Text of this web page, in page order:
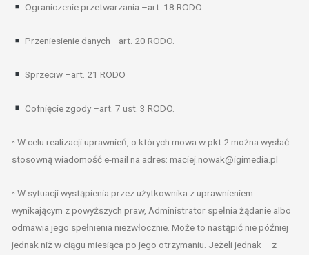
Ograniczenie przetwarzania –art. 18 RODO.
Przeniesienie danych –art. 20 RODO.
Sprzeciw –art. 21 RODO
Cofnięcie zgody –art. 7 ust. 3 RODO.
◦ W celu realizacji uprawnień, o których mowa w pkt.2 można wysłać
stosowną wiadomość e-mail na adres: maciej.nowak@igimedia.pl
◦ W sytuacji wystąpienia przez użytkownika z uprawnieniem
wynikającym z powyższych praw, Administrator spełnia żądanie albo
odmawia jego spełnienia niezwłocznie. Może to nastąpić nie później
jednak niż w ciągu miesiąca po jego otrzymaniu. Jeżeli jednak – z